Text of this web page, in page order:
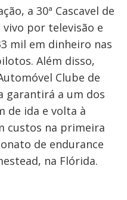
a 30ª Cascavel de
por televisão e
mil em dinheiro nas
Além disso,
Clube de
garantirá a um dos
de ida e volta à
custos na primeira
de endurance
na Flórida.